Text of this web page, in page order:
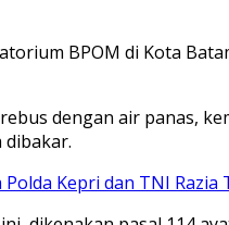
BPOM di Kota
dengan air panas,
Kepri dan TNI Razia